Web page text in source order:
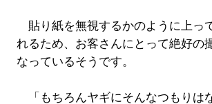
貼り紙を無視するかのように上っ
れるため、お客さんにとって絶好の
なっているそうです。
「もちろんヤギにそんなつもりは